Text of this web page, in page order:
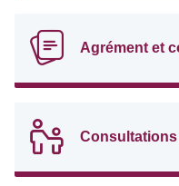
Agrément et
Consultations